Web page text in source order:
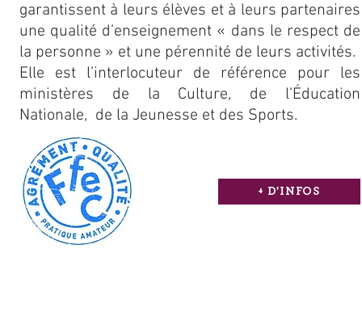
garantissent à leurs élèves et à leurs partenaires
une qualité d’enseignement « dans le respect de
la personne » et une pérennité de leurs activités.
Elle est l’interlocuteur de référence pour les
ministères de la Culture, de l’Éducation
Nationale, de la Jeunesse et des Sports.
+ D'INFOS